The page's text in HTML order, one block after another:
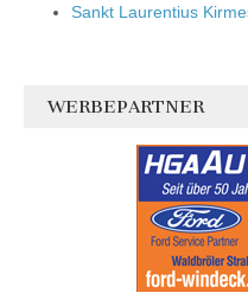
Sankt Laurentius
WERBEPARTNER